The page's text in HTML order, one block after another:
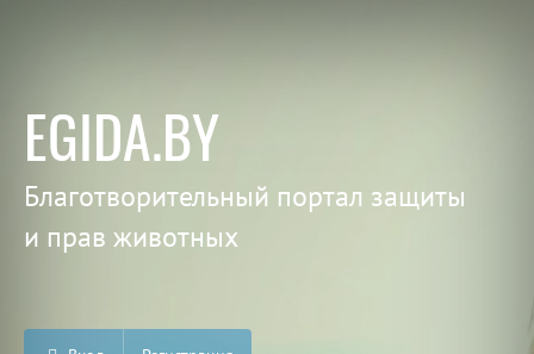
EGIDA.BY
Благотворительный портал защиты
и прав животных